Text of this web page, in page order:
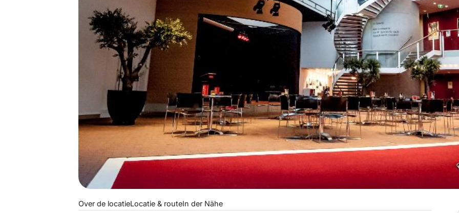
Over de locatieLocatie & routeIn der Nähe